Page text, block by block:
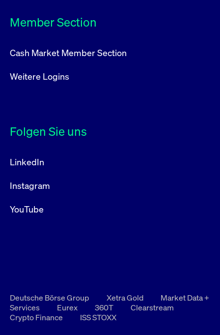
Member Section
Cash Market Member Section
Weitere Logins
Folgen Sie uns
LinkedIn
Instagram
YouTube
Deutsche Börse Group Xetra Gold
Market Data +
Services
Eurex 360T
Clearstream
Crypto Finance
ISS STOXX